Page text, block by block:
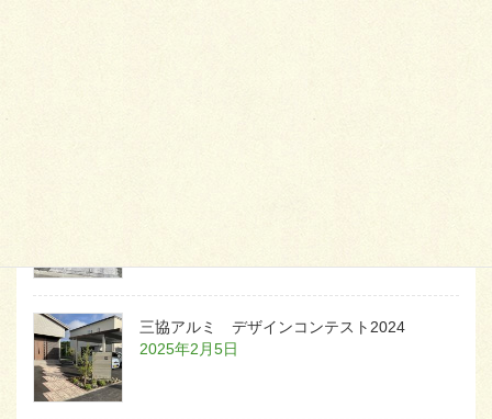
三協アルミ デザインコンテスト2024
2025年2月5日